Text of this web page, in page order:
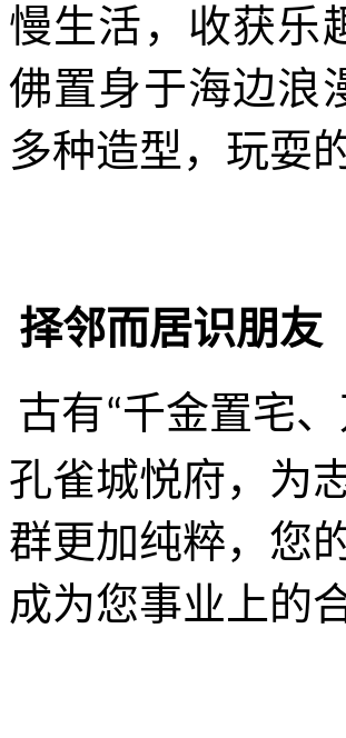
慢生活，收获乐
佛置身于海边浪
多种造型，玩耍
择邻而居识朋友
古有“千金置宅
孔雀城悦府，为
群更加纯粹，您
成为您事业上的